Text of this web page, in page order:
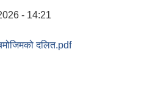
- 14:21
दलित.pdf